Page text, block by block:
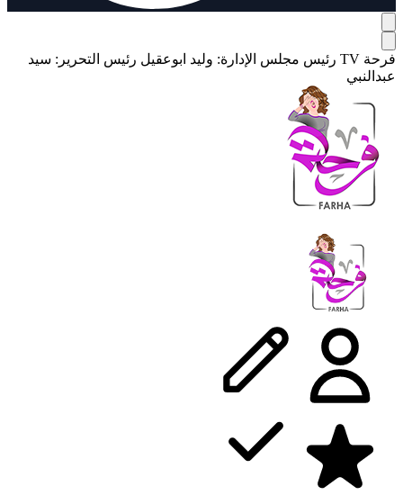
فرحة TV رئيس مجلس الإدارة: وليد ابوعقيل رئيس التحرير: سيد
عبدالنبي